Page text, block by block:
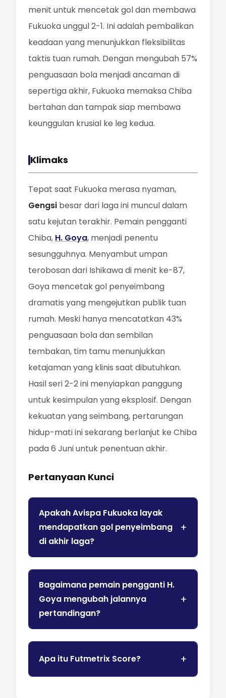
menit untuk mencetak gol dan membawa
Fukuoka unggul 2-1. Ini adalah pembalikan
keadaan yang menunjukkan fleksibilitas
taktis tuan rumah. Dengan mengubah 57%
penguasaan bola menjadi ancaman di
sepertiga akhir, Fukuoka memaksa Chiba
bertahan dan tampak siap membawa
keunggulan krusial ke leg kedua.
Klimaks
Tepat saat Fukuoka merasa nyaman,
Gengsi besar dari laga ini muncul dalam
satu kejutan terakhir. Pemain pengganti
Chiba, H. Goya, menjadi penentu
sesungguhnya. Menyambut umpan
terobosan dari Ishikawa di menit ke-87,
Goya mencetak gol penyeimbang
dramatis yang mengejutkan publik tuan
rumah. Meski hanya mencatatkan 43%
penguasaan bola dan sembilan
tembakan, tim tamu menunjukkan
ketajaman yang klinis saat dibutuhkan.
Hasil seri 2-2 ini menyiapkan panggung
untuk kesimpulan yang eksplosif. Dengan
kekuatan yang seimbang, pertarungan
hidup-mati ini sekarang berlanjut ke Chiba
pada 6 Juni untuk penentuan akhir.
Pertanyaan Kunci
Apakah Avispa Fukuoka layak
mendapatkan gol penyeimbang
di akhir laga?
Bagaimana pemain pengganti H.
Goya mengubah jalannya
pertandingan?
Apa itu Futmetrix Score?